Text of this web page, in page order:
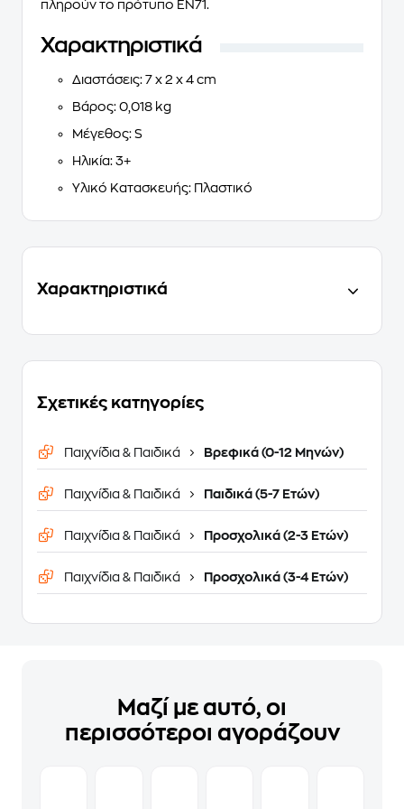
πληρούν το πρότυπο EN71.
Χαρακτηριστικά
Διαστάσεις: 7 x 2 x 4 cm
Βάρος: 0,018 kg
Μέγεθος: S
Ηλικία: 3+
Υλικό Κατασκευής: Πλαστικό
Χαρακτηριστικά
Σχετικές κατηγορίες
Παιχνίδια & Παιδικά Βρεφικά (0-12 Μηνών)
Παιχνίδια & Παιδικά Παιδικά (5-7 Ετών)
Παιχνίδια & Παιδικά Προσχολικά (2-3 Ετών)
Παιχνίδια & Παιδικά Προσχολικά (3-4 Ετών)
Μαζί με αυτό, οι
περισσότεροι αγοράζουν